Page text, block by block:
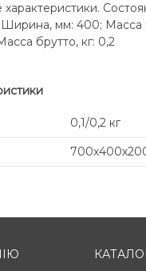
мм: 400; Масса
брутто, кг: 0,2
0,1/0,2 кг